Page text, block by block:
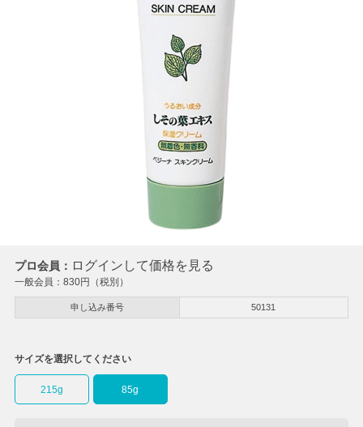
プロ会員： ログインして価格を見る
一般会員： 830円（税別）
申し込み番号 50131
サイズを選択してください
215g 85g